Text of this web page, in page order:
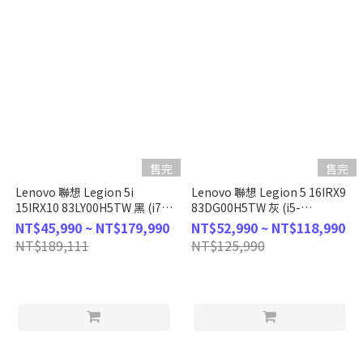
售完
Lenovo 聯想 Legion 5i
15IRX10 83LY00H5TW 黑 (i7-
13650HX/16G/1TB/RTX5070/165Hz/W11/WUXGA/15.3)
客製化電競筆電
NT$45,990 ~ NT$179,990
NT$189,111
售完
Lenovo 聯想 Legion 5 16IRX9
83DG00H5TW 灰 (i5-
13450HX/16GB/1TB/RTX
4060/W11/165Hz/WQXGA/16)
客製化電競筆電
NT$52,990 ~ NT$118,990
NT$125,990